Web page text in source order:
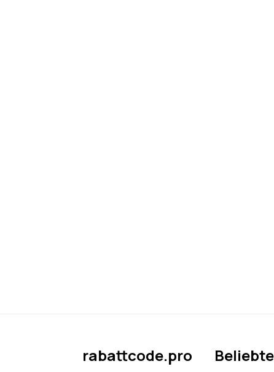
rabattcode.pro